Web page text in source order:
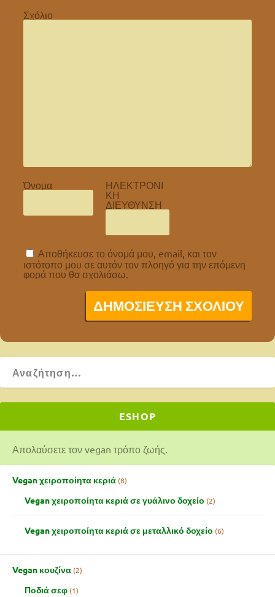
Σχόλιο
Όνομα
ΗΛΕΚΤΡΟΝΙ
ΚΗ
ΔΙΕΥΘΥΝΣΗ
Αποθήκευσε το όνομά μου, email, και τον
ιστότοπο μου σε αυτόν τον πλοηγό για την επόμενη
φορά που θα σχολιάσω.
ESHOP
Απολαύσετε τον vegan τρόπο ζωής.
Vegan χειροποίητα κεριά 8
Vegan χειροποίητα κεριά σε γυάλινο δοχείο 2
Vegan χειροποίητα κεριά σε μεταλλικό δοχείο 6
Vegan κουζίνα 2
Ποδιά σεφ 1